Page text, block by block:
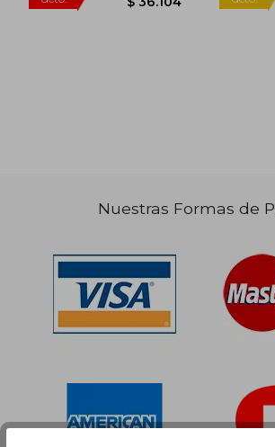
Nuestras Formas de